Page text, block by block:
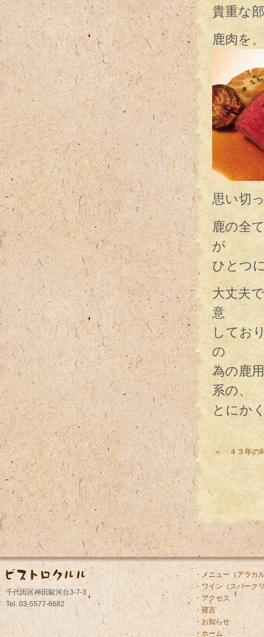
貴重な
鹿肉を
思い切
鹿の全
が
ひとつ
大丈夫
意
してお
の
為の鹿
系の、
とにか
＜ ４３年の
千代田区神田駿河台3-7-3
Tel. 03-5577-6682
・メニュー（ アラカ
・ワイン （スパーク
・アクセス
・寝言
・お知らせ
・ホーム